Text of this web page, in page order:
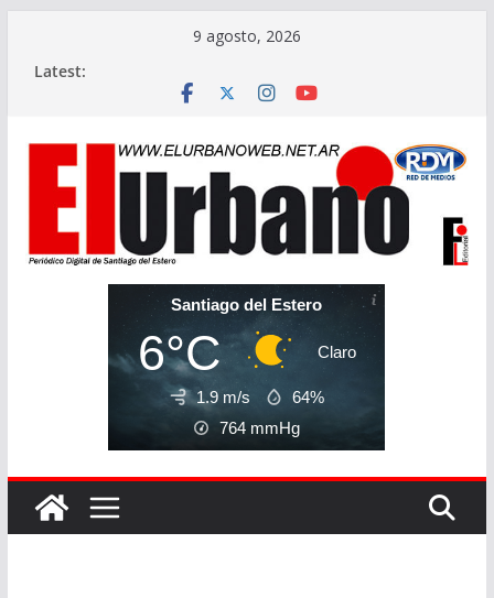
9 agosto, 2026
Latest:
Santiago del Estero
6°C Claro
1.9 m/s
64%
764 mmHg